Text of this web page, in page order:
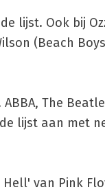
lijst. Ook bij
(Beach
The
lijst aan met
Hell' van Pink